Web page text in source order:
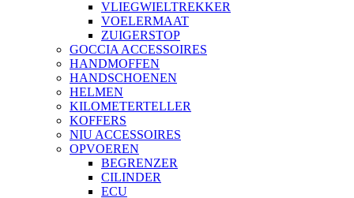
VLIEGWIELTREKKER
VOELERMAAT
ZUIGERSTOP
GOCCIA ACCESSOIRES
HANDMOFFEN
HANDSCHOENEN
HELMEN
KILOMETERTELLER
KOFFERS
NIU ACCESSOIRES
OPVOEREN
BEGRENZER
CILINDER
ECU